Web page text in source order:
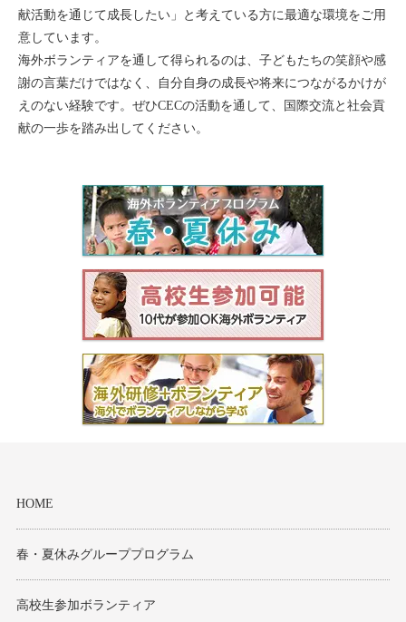
献活動を通じて成長したい」と考えている方に最適な環境をご用
意しています。
海外ボランティアを通して得られるのは、子どもたちの笑顔や感
謝の言葉だけではなく、自分自身の成長や将来につながるかけが
えのない経験です。ぜひCECの活動を通して、国際交流と社会貢
献の一歩を踏み出してください。
HOME
春・夏休みグループプログラム
高校生参加ボランティア